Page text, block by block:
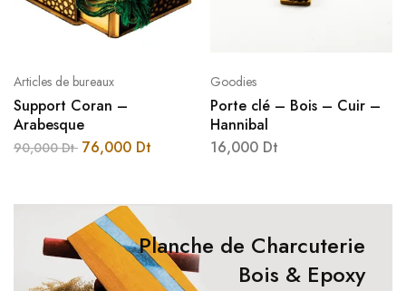
Articles de bureaux
Support Coran –
Arabesque
90,000Dt 76,000 Dt
Goodies
Porte clé – Bois – Cuir –
Hannibal
16,000 Dt
Planche de Charcuterie
Bois & Epoxy